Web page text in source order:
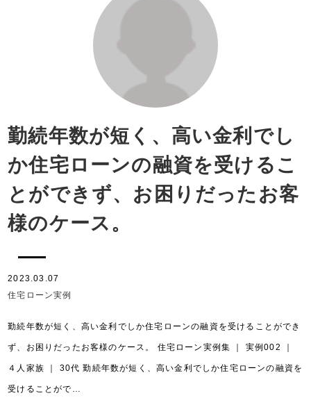
勤続年数が短く、高い金利でし
か住宅ローンの融資を受けるこ
とができず、お困りだったお客
様のケース。
2023.03.07
住宅ローン実例
勤続年数が短く、高い金利でしか住宅ローンの融資を受けることができ
ず、お困りだったお客様のケース。 住宅ローン実例集 ｜ 実例002 ｜
４人家族 ｜ 30代 勤続年数が短く、高い金利でしか住宅ローンの融資を
受けることがで…